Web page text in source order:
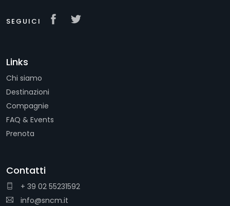
SEGUICI
Links
Chi siamo
Destinazioni
Compagnie
FAQ & Events
Prenota
Contatti
+ 39 02 55231592
info@sncm.it